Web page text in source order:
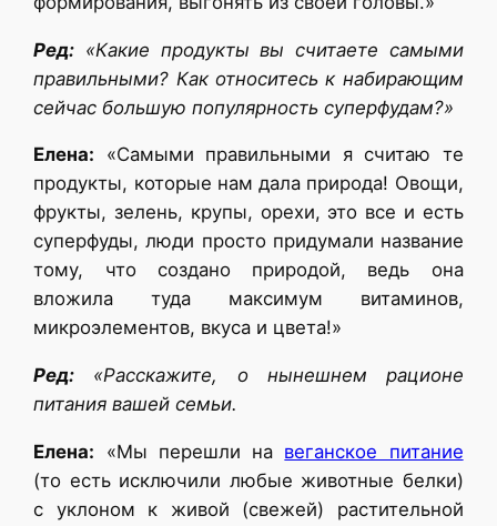
Ред: «Какие продукты вы считаете самыми
правильными? Как относитесь к набирающим
сейчас большую популярность суперфудам?»
Елена: «Самыми правильными я считаю те
продукты, которые нам дала природа! Овощи,
фрукты, зелень, крупы, орехи, это все и есть
суперфуды, люди просто придумали название
тому, что создано природой, ведь она
вложила туда максимум витаминов,
микроэлементов, вкуса и цвета!»
Ред: «Расскажите, о нынешнем рационе
питания вашей семьи.
Елена: «Мы перешли на веганское питание
(то есть исключили любые животные белки)
с уклоном к живой (свежей) растительной